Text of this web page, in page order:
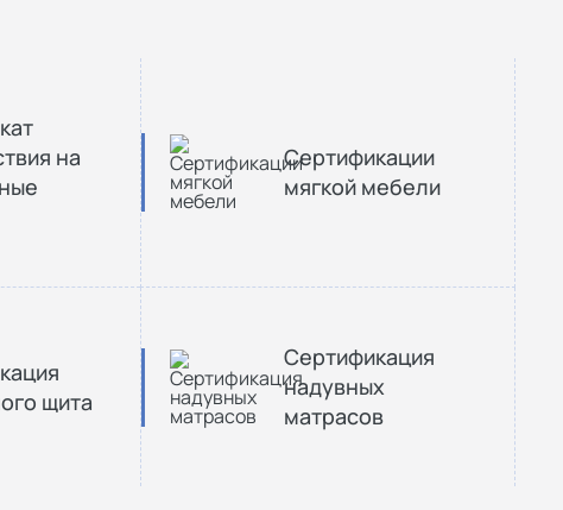
на
Сертификации
мягкой мебели
щита
Сертификация
надувных
матрасов